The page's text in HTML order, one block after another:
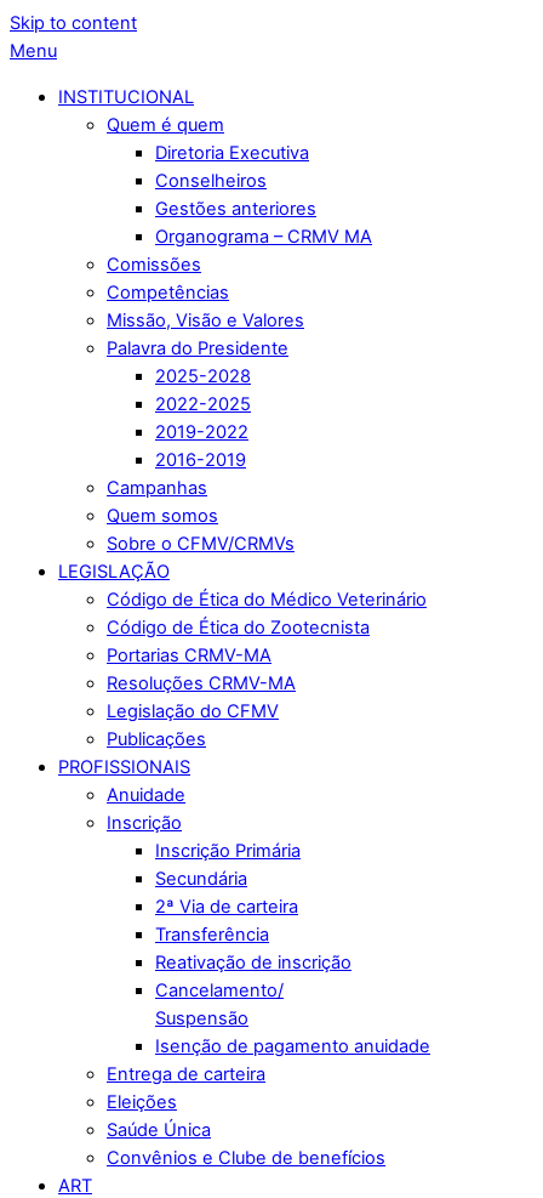
Skip to content
Menu
INSTITUCIONAL
Quem é quem
Diretoria Executiva
Conselheiros
Gestões anteriores
Organograma – CRMV MA
Comissões
Competências
Missão, Visão e Valores
Palavra do Presidente
2025-2028
2022-2025
2019-2022
2016-2019
Campanhas
Quem somos
Sobre o CFMV/CRMVs
LEGISLAÇÃO
Código de Ética do Médico Veterinário
Código de Ética do Zootecnista
Portarias CRMV-MA
Resoluções CRMV-MA
Legislação do CFMV
Publicações
PROFISSIONAIS
Anuidade
Inscrição
Inscrição Primária
Secundária
2ª Via de carteira
Transferência
Reativação de inscrição
Cancelamento/
Suspensão
Isenção de pagamento anuidade
Entrega de carteira
Eleições
Saúde Única
Convênios e Clube de benefícios
ART